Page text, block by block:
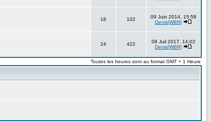
18 102
09 Juin 2014, 15:58
Denis[WBR]
24 422
08 Juil 2017, 14:02
Denis[WBR]
Toutes les heures sont au format GMT + 1 Heure